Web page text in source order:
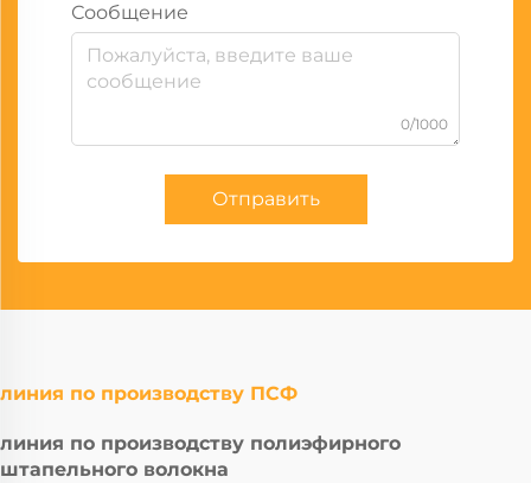
Сообщение
0/1000
Отправить
линия по производству ПСФ
линия по производству полиэфирного
штапельного волокна